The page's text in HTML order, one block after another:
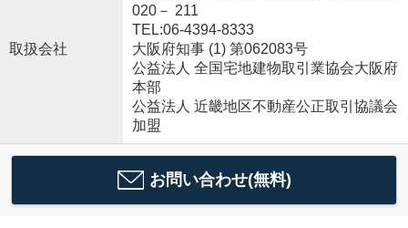
取扱会社
020－ 211
TEL:06-4394-8333
大阪府知事 (1) 第062083号
公益法人 全国宅地建物取引業協会大阪府
本部
公益法人 近畿地区不動産公正取引協議会
加盟
お問い合わせ(無料)